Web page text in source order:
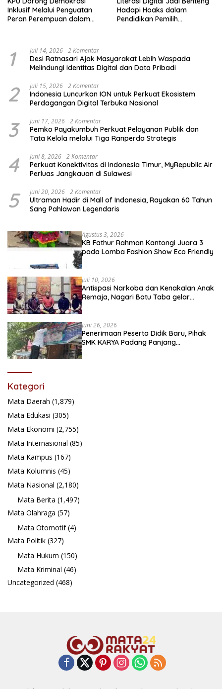
Inklusif Melalui Penguatan
Peran Perempuan dalam
Hadapi Hoaks dalam
Pendidikan Pemilih
1 Juli 14, 2026 2 Komentar
Desi Ratnasari Ajak Masyarakat Lebih Waspada
Melindungi Identitas Digital dan Data Pribadi
2 Juli 15, 2026 2 Komentar
Indonesia Luncurkan ION untuk Perkuat Ekosistem
Perdagangan Digital Terbuka Nasional
3 Juni 17, 2026 2 Komentar
Pemko Payakumbuh Perkuat Pelayanan Publik dan
Tata Kelola melalui Tiga Ranperda Strategis
4 Juni 8, 2026 2 Komentar
Perkuat Konektivitas di Indonesia Timur, MyRepublic Air
Perluas Jangkauan di Sulawesi
5 Juni 20, 2026 2 Komentar
Ultraman Hadir di Mall of Indonesia, Rayakan 60 Tahun
Sang Pahlawan Legendaris
Agustus 3, 2026
KB Fathur Rahman Kantongi Juara 3
pada Lomba Fashion Show Eco Friendly
Juli 10, 2026
Antispasi Narkoba dan Kenakalan Anak
Remaja, Nagari Batu Taba gelar
Juni 26, 2026
Penerimaan Peserta Didik Baru, Pihak
SMK KARYA Padang Panjang
Kategori
Mata Daerah (1,879)
Mata Edukasi (305)
Mata Ekonomi (2,755)
Mata Internasional (85)
Mata Kampus (167)
Mata Kolumnis (45)
Mata Nasional (2,180)
Mata Berita (1,497)
Mata Olahraga (57)
Mata Otomotif(4)
Mata Politik (327)
Mata Hukum (150)
Mata Kriminal (46)
Uncategorized (468)